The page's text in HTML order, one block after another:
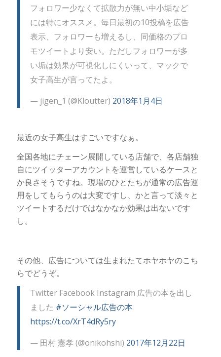
フォロワー少なくて拡散力が無い中小垢など
には特にオススメ。毎日最初の10投稿を広告
表示、フォロワーも増えるし、同価格のプロ
モツイートより安い。ただしフォロワーが多
い垢は効果が可視化しにくいって、マックで
女子高生が言ってたよ。
— jigen_1 (@Kloutter) 2018年1月4日
最近の女子高生はすごいですなぁ。
全国各地にチェーン展開している店舗で、各店舗独
自にツイッターアカウントを運営しているケースと
か良さそうですね。現場のひとたちが通常の広告運
用をしてもらうのは大変ですし、かと言って淡々と
ツイートするだけではなかなか効果は出ないです
し。
その他、広告については生まれたてホヤホヤのこち
らでどうぞ。
Twitter Facebook Instagram 広告の本を出し
ました #ソーシャル広告の本
https://t.co/XrT4dRy5ry
— 田村 憲孝 (@onikohshi) 2017年12月22日